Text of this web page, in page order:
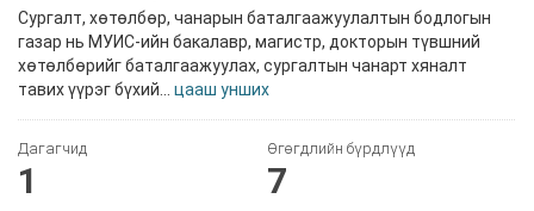
Сургалт, хөтөлбөр, чанарын баталгаажуулалтын бодлогын
газар нь МУИС-ийн бакалавр, магистр, докторын түвшний
хөтөлбөрийг баталгаажуулах, сургалтын чанарт хяналт
тавих үүрэг бүхий... цааш унших
Дагагчид
1
Өгөгдлийн бүрдлүүд
7